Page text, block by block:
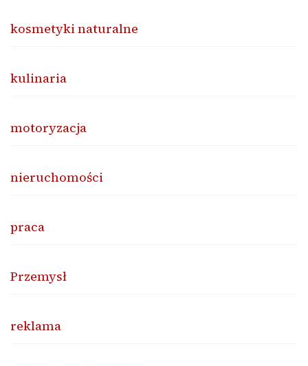
kosmetyki naturalne
kulinaria
motoryzacja
nieruchomości
praca
Przemysł
reklama